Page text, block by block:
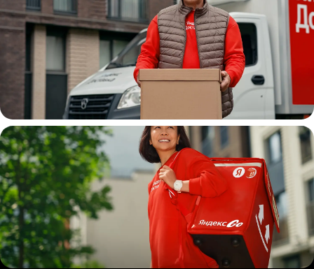
Водитель
грузовой машины